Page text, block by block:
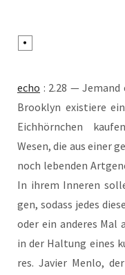
echo : 2.28 —
Brook­lyn exis­tie­re
Eich­hörn­chen
Wesen, die aus einer
noch leben­den
In ihrem Inne­ren
gen, sodass jedes
oder ein ande­res Mal
in der Hal­tung eines
res. Javier Men­lo,